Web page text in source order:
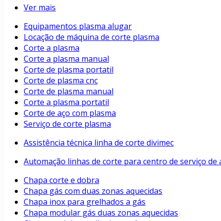
Ver mais
Equipamentos plasma alugar
Locação de máquina de corte plasma
Corte a plasma
Corte a plasma manual
Corte de plasma portatil
Corte de plasma cnc
Corte de plasma manual
Corte a plasma portatil
Corte de aço com plasma
Serviço de corte plasma
Assistência técnica linha de corte divimec
Automação linhas de corte para centro de serviço de
Chapa corte e dobra
Chapa gás com duas zonas aquecidas
Chapa inox para grelhados a gás
Chapa modular gás duas zonas aquecidas